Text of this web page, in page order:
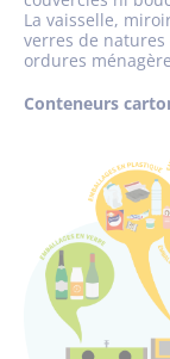
La vaisselle,
verres de
ordures
Conteneurs